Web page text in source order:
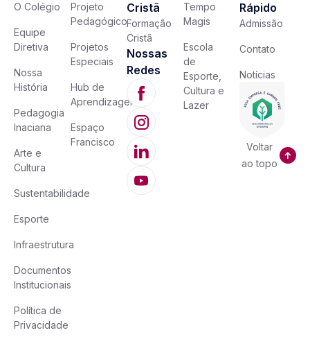
O Colégio
Equipe
Diretiva
Nossa
História
Pedagogia
Inaciana
Arte e
Cultura
Sustentabilidade
Esporte
Infraestrutura
Documentos
Institucionais
Política de
Privacidade
Projeto
Pedagógico
Projetos
Especiais
Hub de
Aprendizagem
Espaço
Francisco
Cristã
Formação
Cristã
Nossas
Redes
Tempo
Magis
Escola
de
Esporte,
Cultura e
Lazer
Rápido
Admissão
Contato
Notícias
Voltar
ao topo